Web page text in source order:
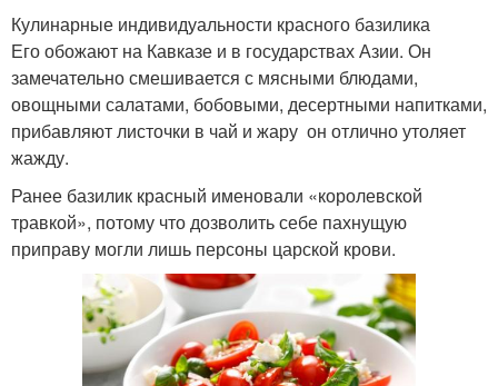
Кулинарные индивидуальности красного базилика
Его обожают на Кавказе и в государствах Азии. Он
замечательно смешивается с мясными блюдами,
овощными салатами, бобовыми, десертными напитками,
прибавляют листочки в чай и жару он отлично утоляет
жажду.
Ранее базилик красный именовали «королевской
травкой», потому что дозволить себе пахнущую
приправу могли лишь персоны царской крови.